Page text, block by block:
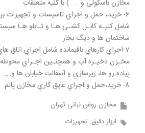
ﻣﺨﺎزن ﺑﺎﺳﮑﻮﻟﯽ و ……) ﺑﺎ ﮐﻠﯿﻪ ﻣﺘﻌﻠﻘﺎت
6- ﺧﺮﯾﺪ، ﺣﻤﻞ و اﺟﺮاي ﺗﺎﺳﯿﺴﺎت و ﺗﺠﻬﯿﺰات
ﺷﺎﻣﻞ ﮐﻠﯿـﻪ ﮐﺎﺑـﻞ ﮐﺸـﯽ ﻫـﺎ و ﺗـﺎﺑﻠﻮ ﻫـﺎ
ﺳﺎﺧﺘﻤﺎن ﻫﺎ و دﯾﮓ ﺑﺨﺎر
7-اﺟﺮاي ﮐﺎرﻫﺎي ﺑﺎﻗﯿﻤﺎﻧﺪه ﺷﺎﻣﻞ اﺟﺮاي
ﻣﺨـﺰن ذﺧﯿـﺮه آب و ﻫﻤﭽﻨـﯿﻦ اﺟـﺮاي
ﭘﯿﺎده رو ﻫﺎ، زﯾﺮﺳﺎزي و آﺳﻔﺎﻟﺖ ﺧﯿﺎﺑﺎن ﻫﺎ و….
8- ﺧﺮﯾﺪ،ﺣﻤﻞ و اﺟﺮاي ﻋﺎﯾﻖ ﮐﺎري ﻣﺨﺎزن ﭘﺎﻟﻢ
مخازن روغن نباتی تهران
ابزار دقیق تجهیزات